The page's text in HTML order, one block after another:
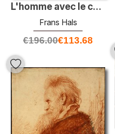
L'homme avec le chapeau coulant
Frans Hals
€196.00€113.68